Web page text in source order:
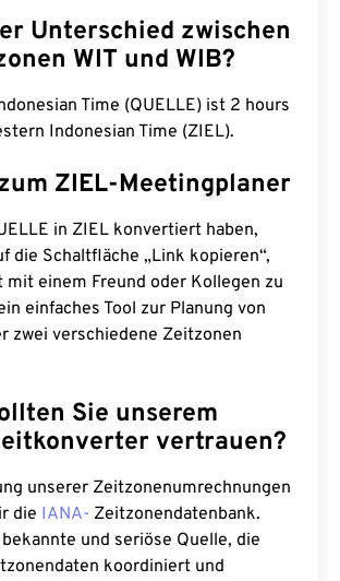
Unterschied zwischen
WIT und WIB?
Time (QUELLE) ist 2 hours
Indonesian Time (ZIEL).
ZIEL-Meetingplaner
in ZIEL konvertiert haben,
die Schaltfläche „Link kopieren“,
mit einem Freund oder Kollegen zu
einfaches Tool zur Planung von
zwei verschiedene Zeitzonen
Sie unserem
vertrauen?
unserer Zeitzonenumrechnungen
die IANA- Zeitzonendatenbank.
und seriöse Quelle, die
koordiniert und